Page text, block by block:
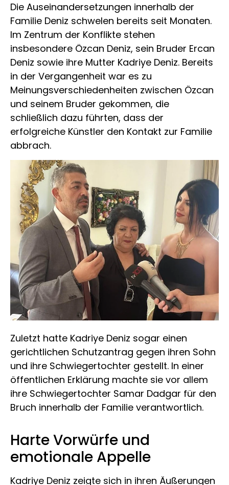
Die Auseinandersetzungen innerhalb der
Familie Deniz schwelen bereits seit Monaten.
Im Zentrum der Konflikte stehen
insbesondere Özcan Deniz, sein Bruder Ercan
Deniz sowie ihre Mutter Kadriye Deniz. Bereits
in der Vergangenheit war es zu
Meinungsverschiedenheiten zwischen Özcan
und seinem Bruder gekommen, die
schließlich dazu führten, dass der
erfolgreiche Künstler den Kontakt zur Familie
abbrach.
Zuletzt hatte Kadriye Deniz sogar einen
gerichtlichen Schutzantrag gegen ihren Sohn
und ihre Schwiegertochter gestellt. In einer
öffentlichen Erklärung machte sie vor allem
ihre Schwiegertochter Samar Dadgar für den
Bruch innerhalb der Familie verantwortlich.
Harte Vorwürfe und
emotionale Appelle
Kadriye Deniz zeigte sich in ihren Äußerungen